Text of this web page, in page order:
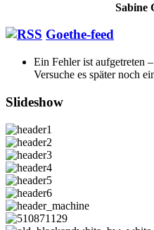
Sabine
Goethe-feed
Ein Fehler ist aufgetreten
Versuche es später noch
Slideshow